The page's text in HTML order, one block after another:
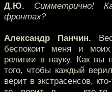
Д.Ю. Симметрично!
фронтах?
Александр Панчин.
беспокоит меня и
религии в науку. Как вы
того, чтобы каждый
верит в экстрасенсов,